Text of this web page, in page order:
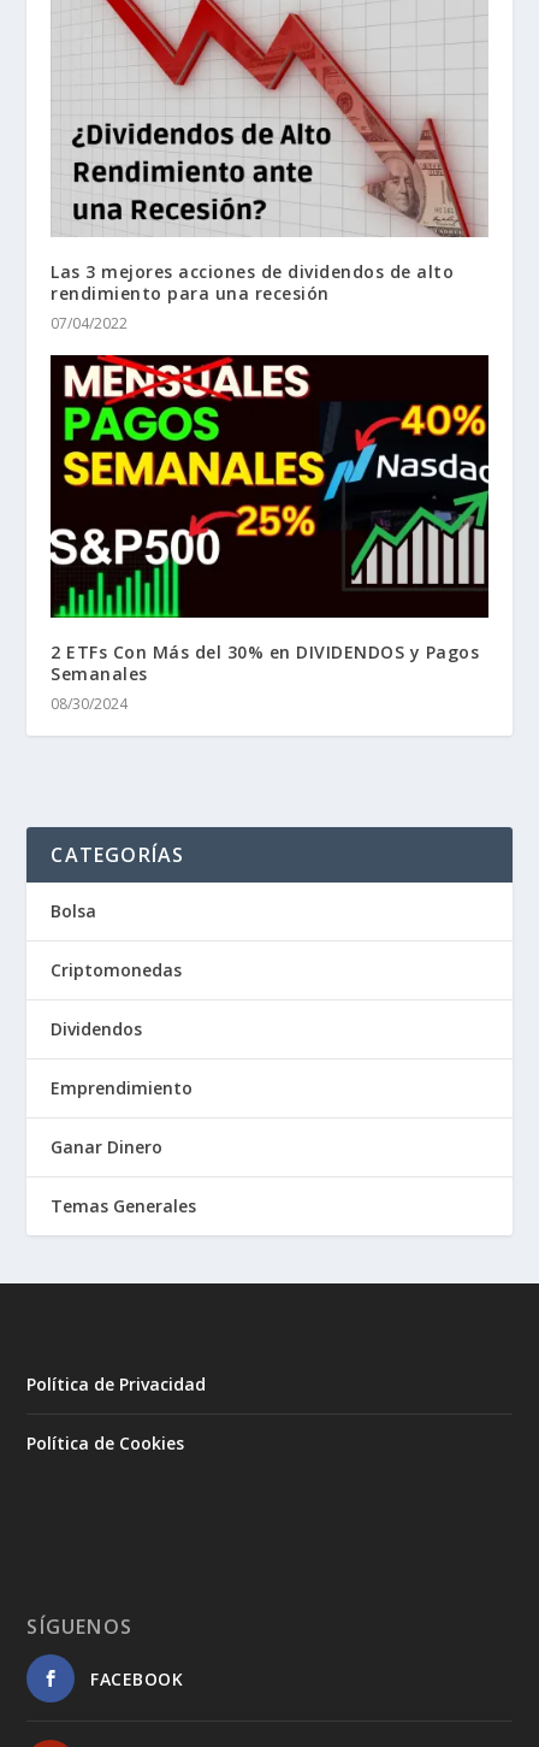
Las 3 mejores acciones de dividendos de alto
rendimiento para una recesión
07/04/2022
2 ETFs Con Más del 30% en DIVIDENDOS y Pagos
Semanales
08/30/2024
CATEGORÍAS
Bolsa
Criptomonedas
Dividendos
Emprendimiento
Ganar Dinero
Temas Generales
Política de Privacidad
Política de Cookies
SÍGUENOS
FACEBOOK